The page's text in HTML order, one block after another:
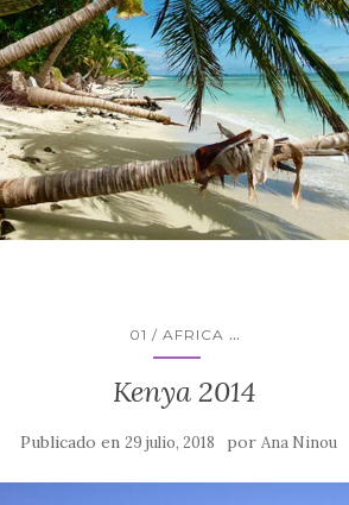
01 / AFRICA ...
Kenya 2014
Publicado en29 julio, 2018 porAna Ninou